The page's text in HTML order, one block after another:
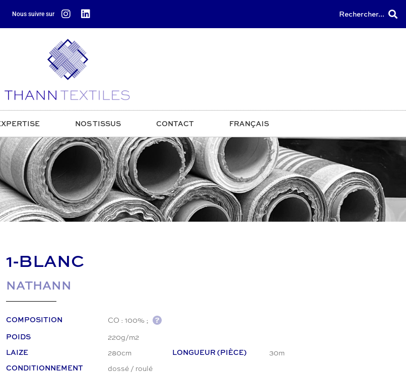
Nous suivre sur Rechercher...
NOS TISSUS CONTACT FRANÇAIS
1-BLANC
NATHANN
COMPOSITION CO : 100% ;
POIDS 220g/m2
LAIZE 280cm LONGUEUR (PIÈCE) 30m
CONDITIONNEMENT dossé / roulé